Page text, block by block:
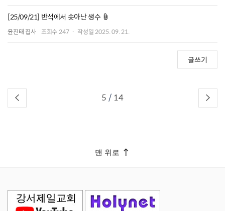
[25/09/21] 반석에서 솟아난 생수
윤진태 집사 조회수247 작성일2025. 09. 21.
글쓰기
5 / 14
맨 위로